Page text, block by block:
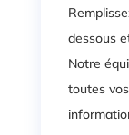
dessous
Notre
toutes